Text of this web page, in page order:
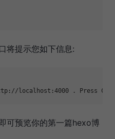
将提示您如下信息:
预览你的第一篇hexo博